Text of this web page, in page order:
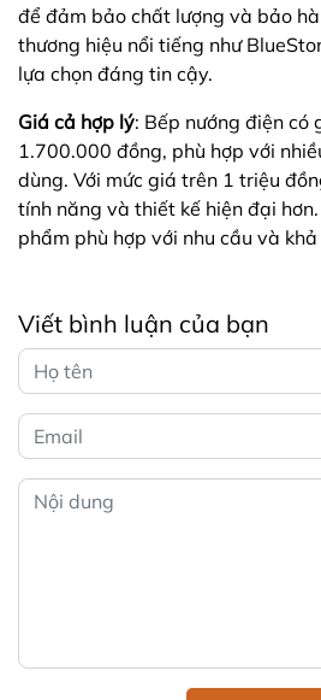
để đảm bảo chất lượng và bảo
thương hiệu nổi tiếng như
lựa chọn đáng tin cậy.
Giá cả hợp lý: Bếp nướng điện
1.700.000 đồng, phù hợp với
dùng. Với mức giá trên 1 triệu
tính năng và thiết kế hiện đại
phẩm phù hợp với nhu cầu và
Viết bình luận của bạn